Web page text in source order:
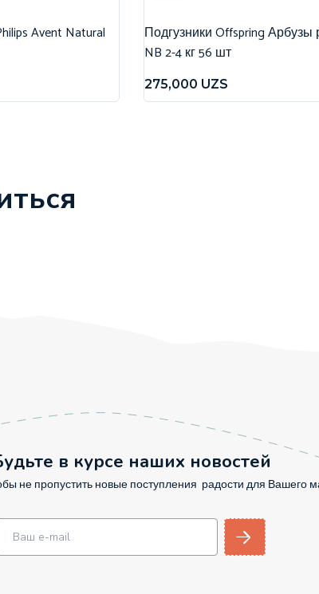
Avent Natural
Подгузники Offspring Арбузы
NB 2-4 кг 56 шт
275,000 UZS
в курсе наших новостей
не пропустить новые поступления радости для Вашего